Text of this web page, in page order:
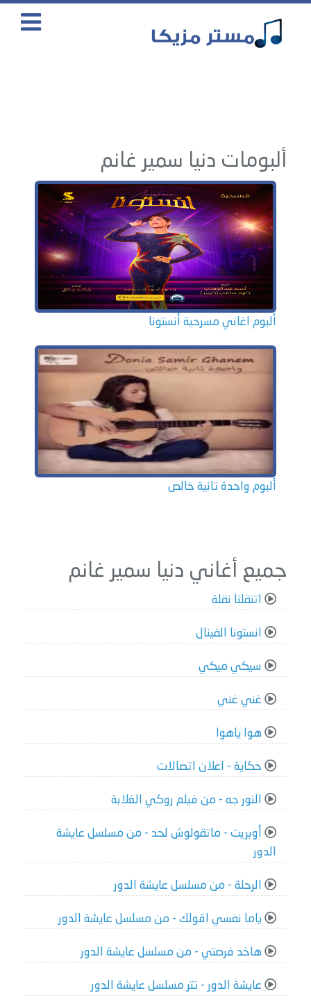
ألبومات دنيا سمير غانم
ألبوم اغاني مسرحية أنستونا
ألبوم واحدة تانية خالص
جميع أغاني دنيا سمير غانم
اتنقلنا نقلة
انستونا الفينال
سيكي ميكي
غني غني
هوا ياهوا
حكاية - اعلان اتصالات
النور جه - من فيلم روكي الغلابة
أوبريت - ماتقولوش لحد - من مسلسل عايشة
الدور
الرحلة - من مسلسل عايشة الدور
ياما نفسي اقولك - من مسلسل عايشة الدور
هاخد فرصتي - من مسلسل عايشة الدور
عايشة الدور - تتر مسلسل عايشة الدور